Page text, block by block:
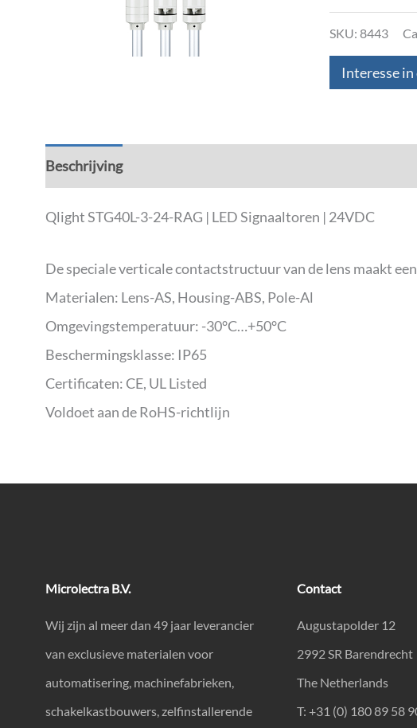
SKU: 8443
Interesse
Beschrijving
Qlight STG40L-3-24-RAG | LED Signaaltoren | 24VDC
De speciale verticale contactstructuur van de lens maakt
Materialen: Lens-AS, Housing-ABS, Pole-Al
Omgevingstemperatuur: -30°C…+50°C
Beschermingsklasse: IP65
Certificaten: CE, UL Listed
Voldoet aan de RoHS-richtlijn
Microlectra B.V.
Wij zijn al meer dan 49 jaar leverancier
van exclusieve materialen voor
automatisering, machinefabrieken,
schakelkastbouwers, zelfinstallerende
Contact
Augustapolder 12
2992 SR Barendrecht
The Netherlands
T: +31 (0) 180 89 58